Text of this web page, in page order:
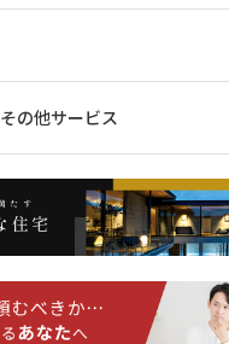
その他サービス